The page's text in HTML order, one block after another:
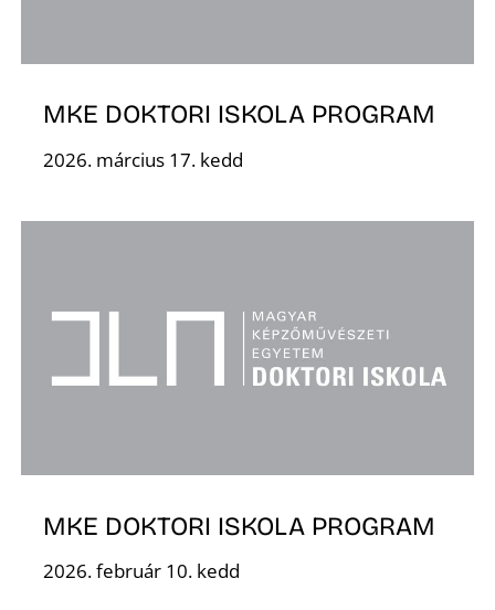
MKE DOKTORI ISKOLA PROGRAM
2026. március 17. kedd
MKE DOKTORI ISKOLA PROGRAM
2026. február 10. kedd